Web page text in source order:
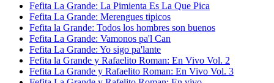
Fefita La Grande: La Pimienta Es La Que Pica
Fefita La Grande: Merengues tipicos
Fefita la Grande: Todos los hombres son buenos
Fefita La Grande: Vamonos pa'l Can
Fefita La Grande: Yo sigo pa'lante
Fefita la Grande y Rafaelito Roman: En Vivo Vol. 2
Fefita La Grande y Rafaelito Roman: En Vivo Vol. 3